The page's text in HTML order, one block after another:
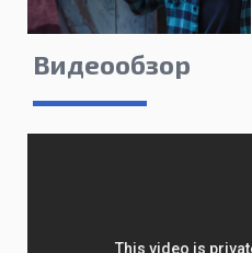
Видеообзор